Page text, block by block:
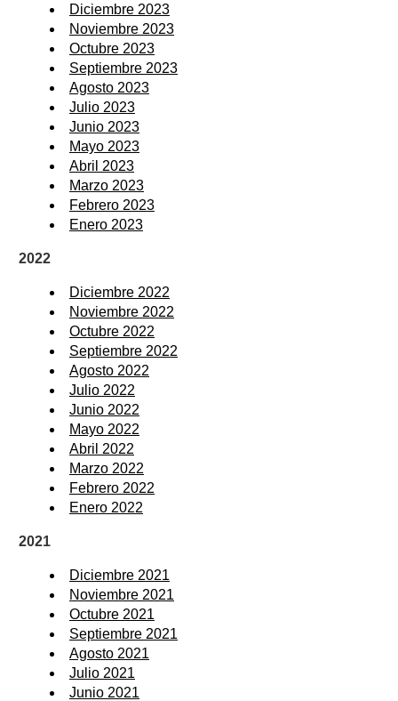
Diciembre 2023
Noviembre 2023
Octubre 2023
Septiembre 2023
Agosto 2023
Julio 2023
Junio 2023
Mayo 2023
Abril 2023
Marzo 2023
Febrero 2023
Enero 2023
2022
Diciembre 2022
Noviembre 2022
Octubre 2022
Septiembre 2022
Agosto 2022
Julio 2022
Junio 2022
Mayo 2022
Abril 2022
Marzo 2022
Febrero 2022
Enero 2022
2021
Diciembre 2021
Noviembre 2021
Octubre 2021
Septiembre 2021
Agosto 2021
Julio 2021
Junio 2021